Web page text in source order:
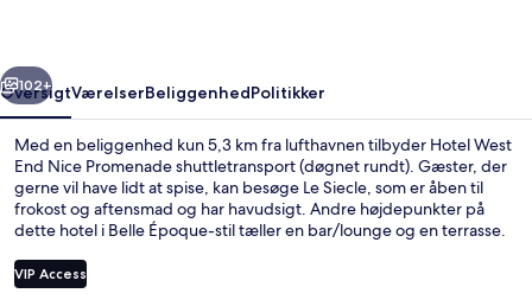
Næste
102+
OversigtVærelserBeliggenhedPolitikker
Med en beliggenhed kun 5,3 km fra lufthavnen tilbyder Hotel West
End Nice Promenade shuttletransport (døgnet rundt). Gæster, der
gerne vil have lidt at spise, kan besøge Le Siecle, som er åben til
frokost og aftensmad og har havudsigt. Andre højdepunkter på
dette hotel i Belle Époque-stil tæller en bar/lounge og en terrasse.
bedømmelser fra rejsende. Offentlig transport ligger kun en kort
gåtur væk: Alsace - Lorraine Sporvognsstation ligger 8 minutter væk
VIP Access